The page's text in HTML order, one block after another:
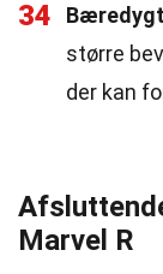
34
større
der kan
Marvel R